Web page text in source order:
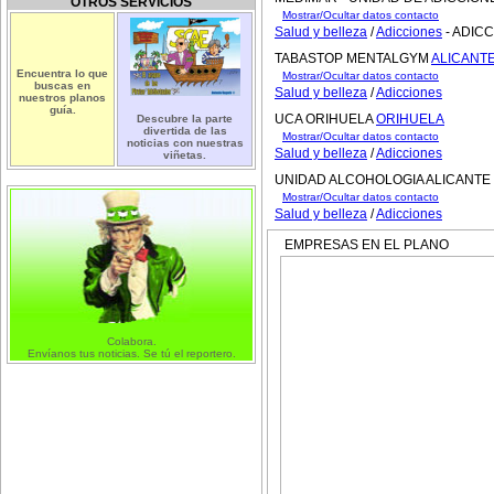
Encuentra lo que
buscas en
nuestros planos
guía.
Descubre la parte
divertida de las
noticias con nuestras
viñetas.
Colabora.
Envíanos tus noticias. Se tú el reportero.
Mostrar/Ocultar datos contacto
Salud y belleza /Adicciones -
TABASTOP MENTALGYM
Mostrar/Ocultar datos contacto
Salud y belleza /Adicciones
UCA ORIHUELA ORIHUELA
Mostrar/Ocultar datos contacto
Salud y belleza /Adicciones
UNIDAD ALCOHOLOGIA ALICANTE
Mostrar/Ocultar datos contacto
Salud y belleza /Adicciones
EMPRESAS EN EL PLANO